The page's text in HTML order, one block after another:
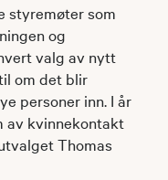
styremøter som
og
valg av nytt
om det blir
personer inn. I år
av kvinnekontakt
Thomas